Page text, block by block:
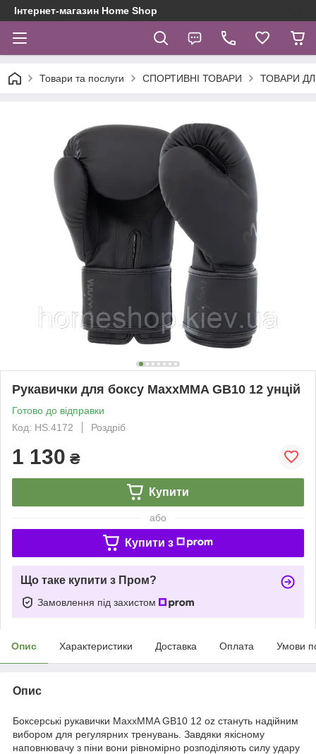
Інтернет-магазин Home Shop
Товари та послуги СПОРТИВНІ ТОВАРИ ТОВАРИ
Рукавички для боксу MaxxMMA GB10 12 унцій
Готово до відправки
Код: HS:4172
Роздріб
1 130 ₴
Купити
або
Купити з
Що таке купити з Пром?
Замовлення під захистом
Опис Характеристики Доставка Оплата Умови
Опис
Боксерські рукавички MaxxMMA GB10 12 oz стануть надійним
вибором для регулярних тренувань. Завдяки якісному
наповнювачу з піни вони рівномірно розподіляють силу удару